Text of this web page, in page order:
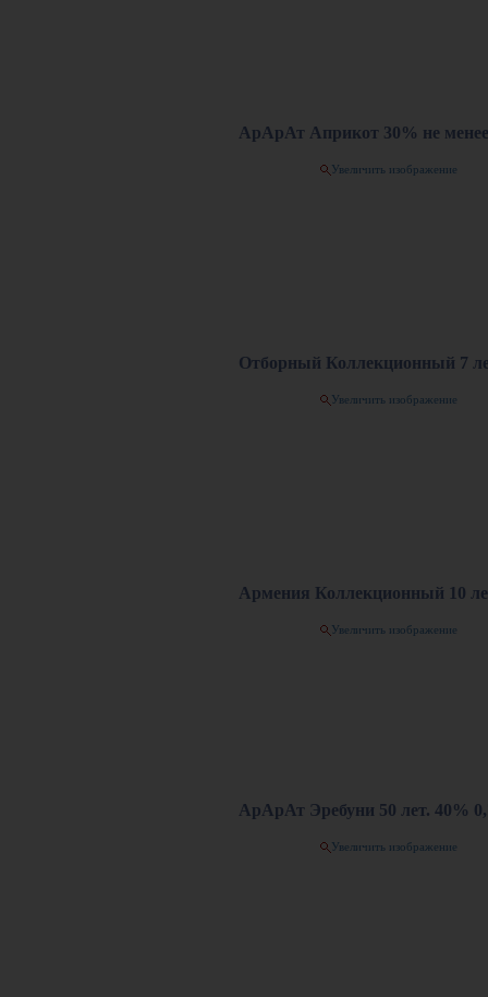
АрАрАт Априкот 30% не менее
Увеличить изображение
Отборный Коллекционный 7
Увеличить изображение
Армения Коллекционный 10
Увеличить изображение
АрАрАт Эребуни 50 лет. 40%
Увеличить изображение